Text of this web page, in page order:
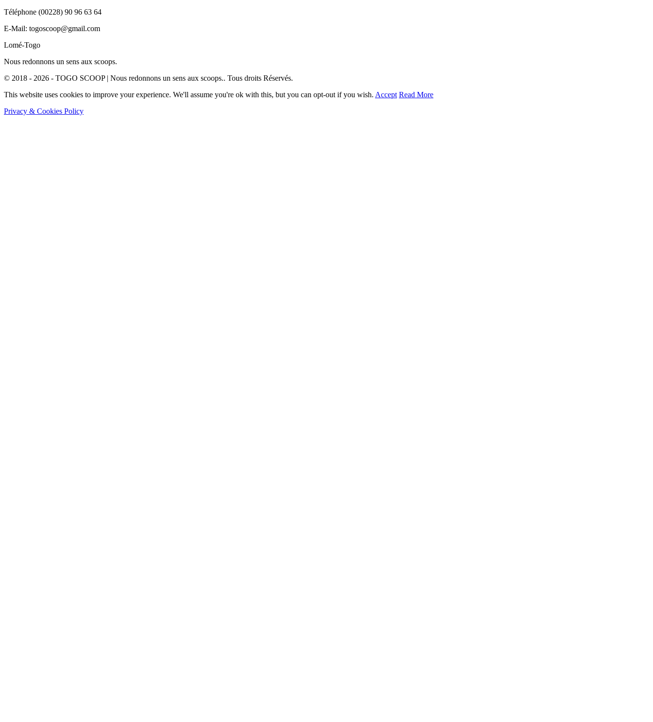
Téléphone (00228) 90 96 63 64
E-Mail: togoscoop@gmail.com
Lomé-Togo
Nous redonnons un sens aux scoops.
© 2018 - 2026 - TOGO SCOOP | Nous redonnons un sens aux scoops.. Tous droits Réservés.
This website uses cookies to improve your experience. We'll assume you're ok with this, but you can opt-out if you wish. Accept Read More
Privacy & Cookies Policy